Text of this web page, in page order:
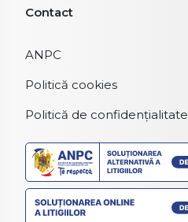
Contact
ANPC
Politică cookies
Politică de confidențialitate